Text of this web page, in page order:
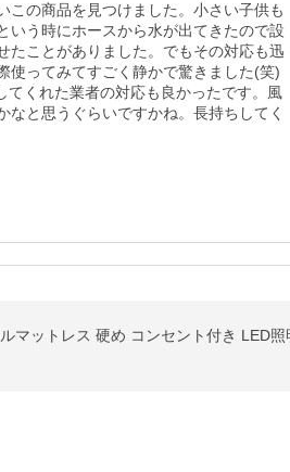
この商品を見つけました。小さい子供も
いう時にホースから水が出てきたので設
たことがありました。でもその対応も迅
使ってみてすごく静かで驚きました(笑)
てくれた業者の対応も良かったです。風
と思うぐらいですかね。長持ちしてく
マットレス 硬め コンセント付き LED